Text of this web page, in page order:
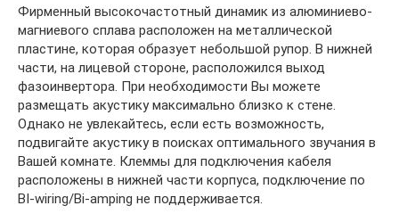
Фирменный высокочастотный динамик из алюминиево-
магниевого сплава расположен на металлической
пластине, которая образует небольшой рупор. В нижней
части, на лицевой стороне, расположился выход
фазоинвертора. При необходимости Вы можете
размещать акустику максимально близко к стене.
Однако не увлекайтесь, если есть возможность,
подвигайте акустику в поисках оптимального звучания в
Вашей комнате. Клеммы для подключения кабеля
расположены в нижней части корпуса, подключение по
BI-wiring/Bi-amping не поддерживается.